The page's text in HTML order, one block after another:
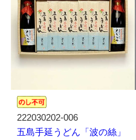
222030202-006
五島手延うどん「波の絲」